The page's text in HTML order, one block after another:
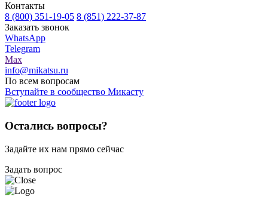
Контакты
8 (800) 351-19-05 8 (851) 222-37-87
Заказать звонок
WhatsApp
Telegram
Max
info@mikatsu.ru
По всем вопросам
Вступайте в сообщество Микасту
Остались вопросы?
Задайте их нам прямо сейчас
Задать вопрос